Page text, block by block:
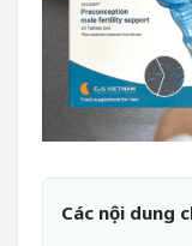
Các nội dung